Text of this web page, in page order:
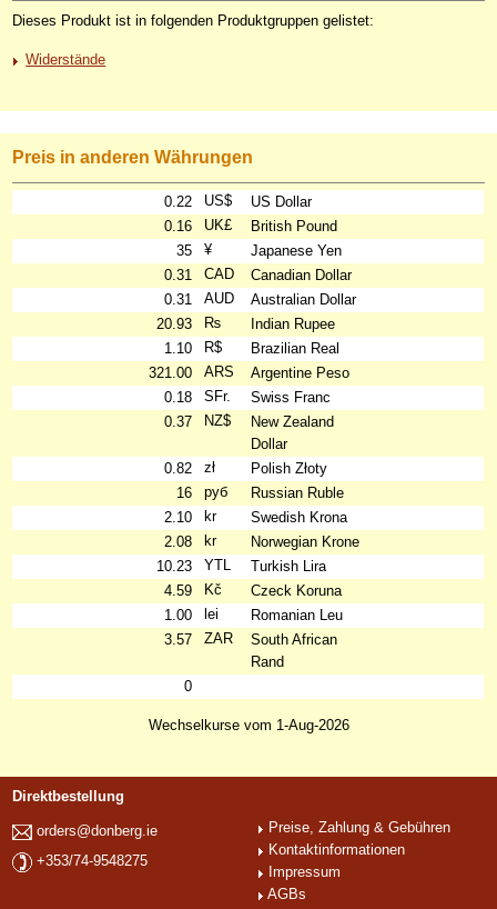
Dieses Produkt ist in folgenden Produktgruppen gelistet:
Widerstände
Preis in anderen Währungen
0.22 US$
US Dollar
0.16
UK£
British Pound
35
¥
Japanese Yen
0.31
CAD
Canadian Dollar
0.31
AUD
Australian Dollar
20.93
₨
Indian Rupee
1.10
R$
Brazilian Real
321.00
ARS
Argentine Peso
0.18
SFr.
Swiss Franc
0.37
NZ$
New Zealand
Dollar
0.82
zł
Polish Złoty
16
руб
Russian Ruble
2.10
kr
Swedish Krona
2.08
kr
Norwegian Krone
10.23
YTL
Turkish Lira
4.59
Kč
Czeck Koruna
1.00
lei
Romanian Leu
3.57
ZAR
South African
Rand
0
Wechselkurse vom 1-Aug-2026
Direktbestellung
orders@donberg.ie
+353/74-9548275
Preise, Zahlung & Gebühren
Kontaktinformationen
Impressum
AGBs